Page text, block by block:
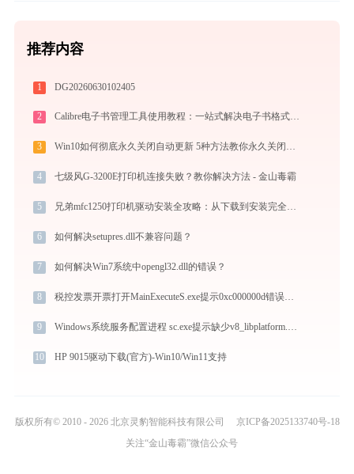
推荐内容
1 DG20260630102405
2 Calibre电子书管理工具使用教程：一站式解决电子书格式转换、元数据管理与设备同步
3 Win10如何彻底永久关闭自动更新 5种方法教你永久关闭win10自动更新
4 七级风G-3200E打印机连接失败？教你解决方法 - 金山毒霸
5 兄弟mfc1250打印机驱动安装全攻略：从下载到安装完全教程
6 如何解决setupres.dll不兼容问题？
7 如何解决Win7系统中opengl32.dll的错误？
8 税控发票开票打开MainExecuteS.exe提示0xc000000d错误码怎么办
9 Windows系统服务配置进程 sc.exe提示缺少v8_libplatform.dll文件的解决办法
10 HP 9015驱动下载(官方)-Win10/Win11支持
版权所有© 2010 - 2026 北京灵豹智能科技有限公司
京ICP备2025133740号-18
关注“金山毒霸”微信公众号